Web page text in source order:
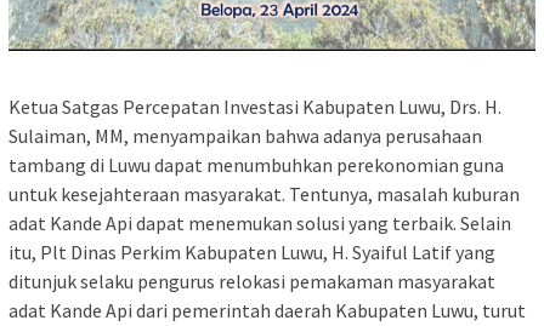
Ketua Satgas Percepatan Investasi Kabupaten Luwu, Drs. H.
Sulaiman, MM, menyampaikan bahwa adanya perusahaan
tambang di Luwu dapat menumbuhkan perekonomian guna
untuk kesejahteraan masyarakat. Tentunya, masalah kuburan
adat Kande Api dapat menemukan solusi yang terbaik. Selain
itu, Plt Dinas Perkim Kabupaten Luwu, H. Syaiful Latif yang
ditunjuk selaku pengurus relokasi pemakaman masyarakat
adat Kande Api dari pemerintah daerah Kabupaten Luwu, turut